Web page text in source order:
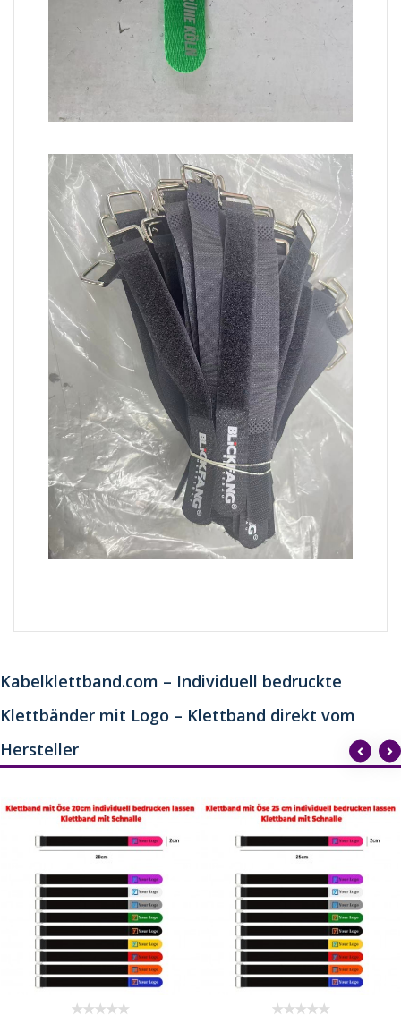
Kabelklettband.com – Individuell bedruckte
Klettbänder mit Logo – Klettband direkt vom
Hersteller